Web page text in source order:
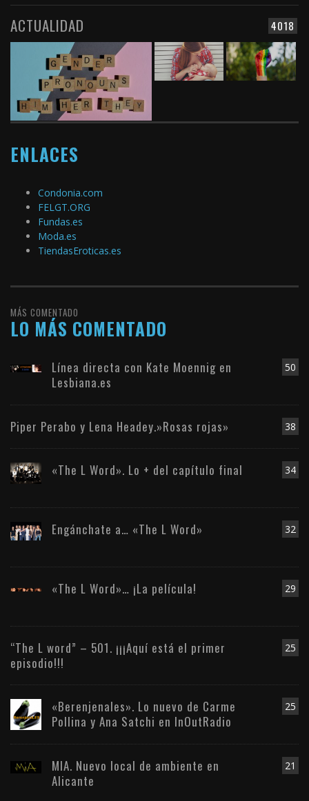
4018
ACTUALIDAD
ENLACES
Condonia.com
FELGT.ORG
Fundas.es
Moda.es
TiendasEroticas.es
MÁS COMENTADO
LO MÁS COMENTADO
50
Línea directa con Kate Moennig en
Lesbiana.es
38
Piper Perabo y Lena Headey.»Rosas rojas»
34
«The L Word». Lo + del capítulo final
32
Engánchate a… «The L Word»
29
«The L Word»… ¡La película!
25
“The L word” – 501. ¡¡¡Aquí está el primer
episodio!!!
25
«Berenjenales». Lo nuevo de Carme
Pollina y Ana Satchi en InOutRadio
21
MIA. Nuevo local de ambiente en
Alicante